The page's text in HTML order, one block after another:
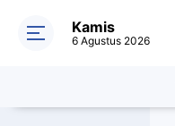
Kamis
6 Agustus 2026